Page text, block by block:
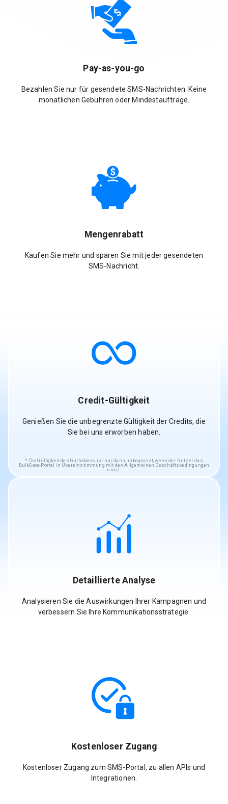
Pay-as-you-go
Bezahlen Sie nur für gesendete SMS-Nachrichten. Keine
monatlichen Gebühren oder Mindestaufträge.
Mengenrabatt
Kaufen Sie mehr und sparen Sie mit jeder gesendeten
SMS-Nachricht.
Credit-Gültigkeit
Genießen Sie die unbegrenzte Gültigkeit der Credits, die
Sie bei uns erworben haben.
Die Gültigkeit des Guthabens ist nur dann unbegrenzt, wenn der Nutzer das
BulkGate-Portal in Übereinstimmung mit den Allgemeinen Geschäftsbedingungen
nutzt.
Detaillierte Analyse
Analysieren Sie die Auswirkungen Ihrer Kampagnen und
verbessern Sie Ihre Kommunikationsstrategie.
Kostenloser Zugang
Kostenloser Zugang zum SMS-Portal, zu allen APIs und
Integrationen.